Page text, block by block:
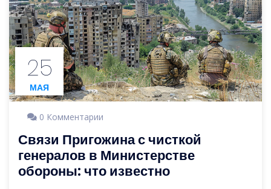
25
МАЯ
0 Комментарии
Связи Пригожина с чисткой
генералов в Министерстве
обороны: что известно